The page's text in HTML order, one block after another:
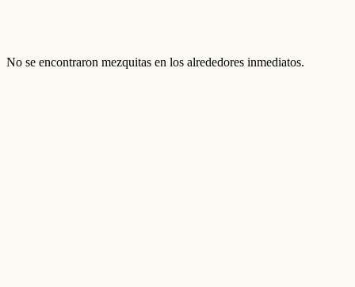
No se encontraron mezquitas en los alrededores inmediatos.